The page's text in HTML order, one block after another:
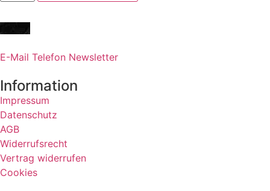
E-Mail Telefon Newsletter
Information
Impressum
Datenschutz
AGB
Widerrufsrecht
Vertrag widerrufen
Cookies